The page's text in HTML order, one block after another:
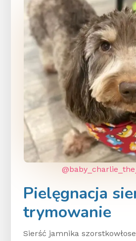
Pielęgnacja
trymowanie
Sierść jamnika